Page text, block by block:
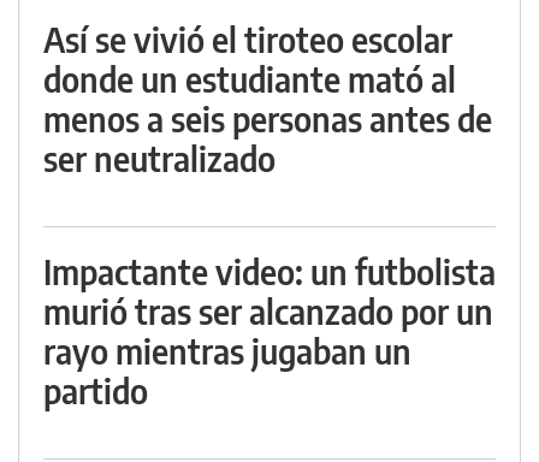
Así se vivió el tiroteo escolar
donde un estudiante mató al
menos a seis personas antes de
ser neutralizado
Impactante video: un futbolista
murió tras ser alcanzado por un
rayo mientras jugaban un
partido